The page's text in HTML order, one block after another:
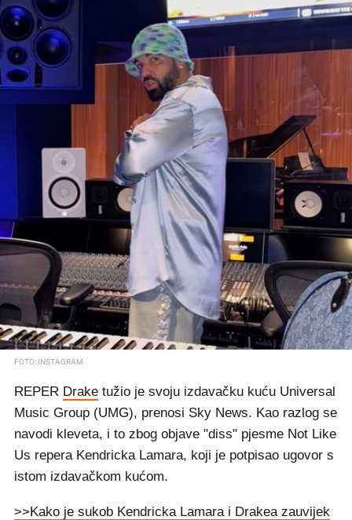
FOTO: INSTAGRAM
REPER Drake tužio je svoju izdavačku kuću Universal
Music Group (UMG), prenosi Sky News. Kao razlog se
navodi kleveta, i to zbog objave "diss" pjesme Not Like
Us repera Kendricka Lamara, koji je potpisao ugovor s
istom izdavačkom kućom.
>>Kako je sukob Kendricka Lamara i Drakea zauvijek